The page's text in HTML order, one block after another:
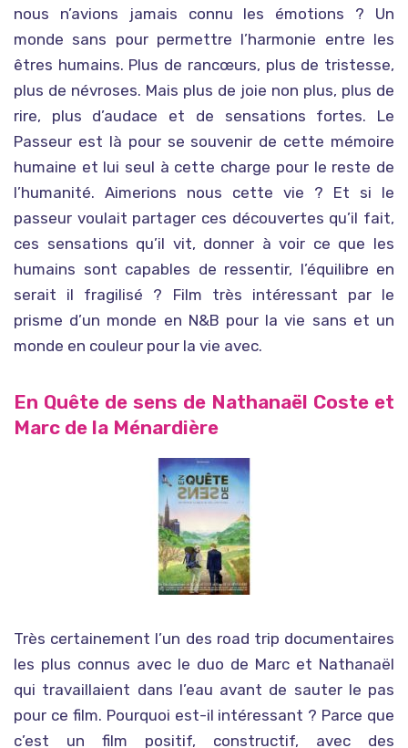
nous n’avions jamais connu les émotions ? Un
monde sans pour permettre l’harmonie entre les
êtres humains. Plus de rancœurs, plus de tristesse,
plus de névroses. Mais plus de joie non plus, plus de
rire, plus d’audace et de sensations fortes. Le
Passeur est là pour se souvenir de cette mémoire
humaine et lui seul à cette charge pour le reste de
l’humanité. Aimerions nous cette vie ? Et si le
passeur voulait partager ces découvertes qu’il fait,
ces sensations qu’il vit, donner à voir ce que les
humains sont capables de ressentir, l’équilibre en
serait il fragilisé ? Film très intéressant par le
prisme d’un monde en N&B pour la vie sans et un
monde en couleur pour la vie avec.
En Quête de sens de Nathanaël Coste et
Marc de la Ménardière
Très certainement l’un des road trip documentaires
les plus connus avec le duo de Marc et Nathanaël
qui travaillaient dans l’eau avant de sauter le pas
pour ce film. Pourquoi est-il intéressant ? Parce que
c’est un film positif, constructif, avec des